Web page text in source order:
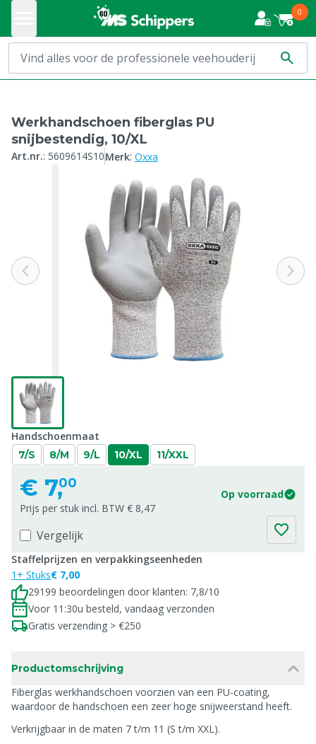
0
Werkhandschoen fiberglas PU
snijbestendig, 10/XL
Art.nr.: 5609614S10Merk: Oxxa
Handschoenmaat
7/S 8/M 9/L 10/XL 11/XXL
€ 7,00
Op voorraad
Prijs per stuk incl. BTW € 8,47
Vergelijk
Staffelprijzen en verpakkingseenheden
1+ Stuks€ 7,00
29199 beoordelingen door klanten: 7,8/10
Voor 11:30u besteld, vandaag verzonden
Gratis verzending > €250
Productomschrijving
Fiberglas werkhandschoen voorzien van een PU-coating,
waardoor de handschoen een zeer hoge snijweerstand heeft.
Verkrijgbaar in de maten 7 t/m 11 (S t/m XXL).